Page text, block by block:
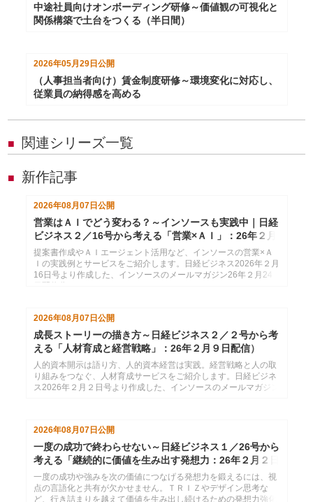
中途社員向けオンボーディング研修～価値観の可視化と
関係構築で土台をつくる（半日間）
2026年05月29日公開
（人事担当者向け）賃金制度研修～環境変化に対応し、
従業員の納得感を高める
■ 関連シリーズ一覧
■ 新作記事
2026年08月07日 公開
営業はＡＩでどう変わる？～インソースも実践中｜日経
ビジネス２／16号から考える「営業×ＡＩ」：26年２月
24日配信
提案書作成やＡＩエージェント活用など、インソースの営業×Ａ
Ｉの実践例とサービスをご紹介します。日経ビジネス2026年２月
16日号より作成した、インソースのメールマガジン26年２月24
2026年08月07日公開
成長ストーリーの描き方～日経ビジネス２／２号から考
える「人材育成と経営戦略」：26年２月９日配信）
人的資本開示は語り方、人的資本経営は実践。経営戦略と人の取
り組みをつなぐ、人材育成サービスをご紹介します。日経ビジネ
ス2026年２月２日号より作成した、インソースのメールマガジン
2026年08月07日 公開
一度の成功で終わらせない～日経ビジネス１／26号から
考える「継続的に価値を生み出す発想力：26年２月２日
配信
一度の成功や強みを次の価値につなげる発想力を鍛えるには、視
点の言語化と共有が欠かせません。ＴＲＩＺやデザイン思考な
ど、行き詰まりを越えて価値を生み出し続けるための発想力強化